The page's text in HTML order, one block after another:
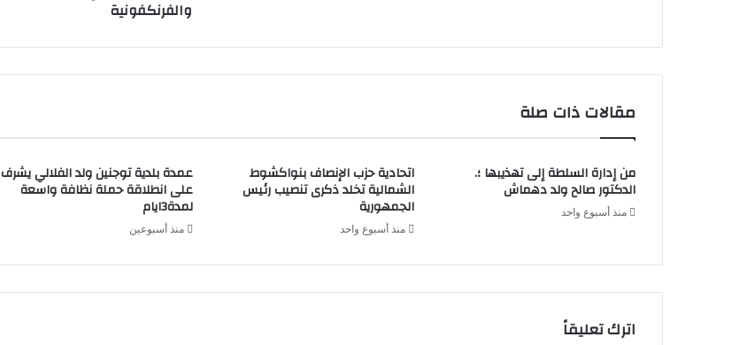
والفرنكفونية
مقالات ذات صلة
من إدارة السلطة إلى تهذيبها ؛.
الدكتور صالح ولد دهماش
منذ أسبوع واحد
اتحادية حزب الإنصاف بنواكشوط
الشمالية تخلد ذكرى تنصيب رئيس
الجمهورية
منذ أسبوع واحد
عمدة بلدية توجنين ولد الفلالي يشرف
على انطلاقة حملة نظافة واسعة
لمدة3ايام
منذ أسبوعين
اترك تعليقاً